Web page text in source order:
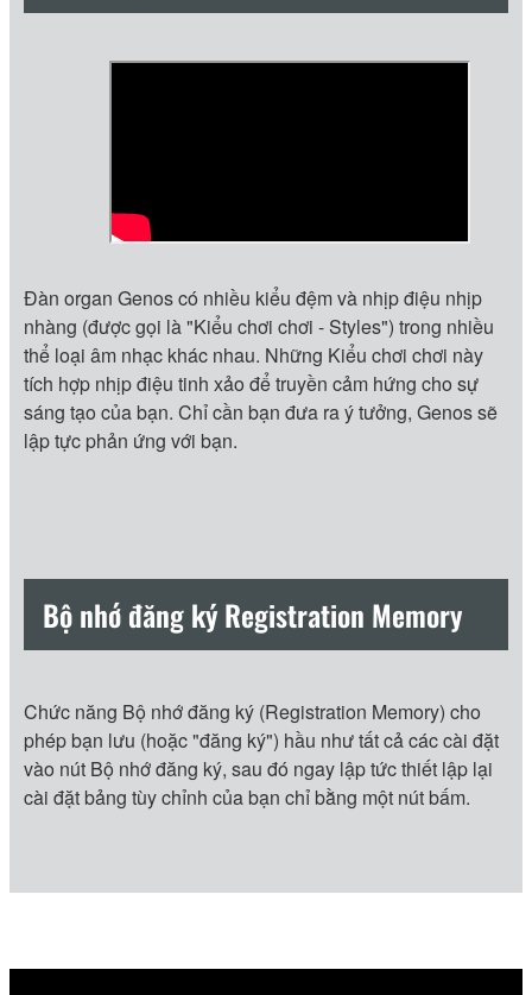
Đàn organ Genos có nhiều kiểu đệm và nhịp điệu nhịp
nhàng (được gọi là "Kiểu chơi chơi - Styles") trong nhiều
thể loại âm nhạc khác nhau. Những Kiểu chơi chơi này
tích hợp nhịp điệu tinh xảo để truyền cảm hứng cho sự
sáng tạo của bạn. Chỉ cần bạn đưa ra ý tưởng, Genos sẽ
lập tực phản ứng với bạn.
Bộ nhớ đăng ký Registration Memory
Chức năng Bộ nhớ đăng ký (Registration Memory) cho
phép bạn lưu (hoặc "đăng ký") hầu như tất cả các cài đặt
vào nút Bộ nhớ đăng ký, sau đó ngay lập tức thiết lập lại
cài đặt bảng tùy chỉnh của bạn chỉ bằng một nút bấm.